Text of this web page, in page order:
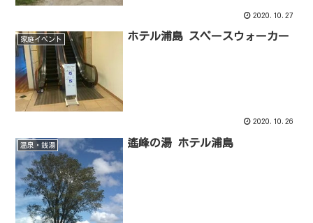
2020.10.27
家庭イベント ホテル浦島 スペースウォーカー
2020.10.26
温泉・銭湯 遙峰の湯 ホテル浦島